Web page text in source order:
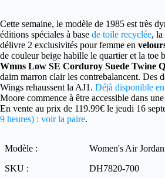
Cette semaine, le modèle de 1985 est très
éditions spéciales à base de toile recyclée, la
délivre 2 exclusivités pour femme en
de couleur beige habille le quartier et la toe
Wmns Low SE Corduroy Suede Twine
daim marron clair les contrebalancent. Des
Wings rehaussent la AJ1. Déjà disponible
Moore commence à être accessible dans
En vente au prix de 119.99€ le jeudi 16
9 heures) : voir la paire.
Modèle :
Women's Air
SKU :
DH7820-700